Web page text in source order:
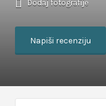
Dodaj fotografije
Napiši recenziju